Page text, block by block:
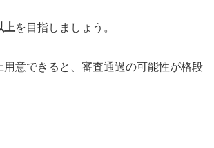
上を目指しましょう。
用意できると、審査通過の可能性が格段